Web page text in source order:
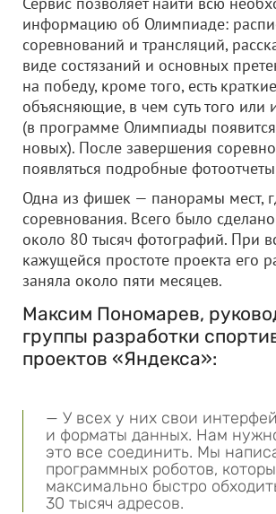
информацию об Олимпиаде:
соревнований и трансляций,
виде состязаний и основных
на победу, кроме того, есть
объясняющие, в чем суть того или
(в программе Олимпиады
новых). После завершения
появляться подробные
Одна из фишек — панорамы мест,
соревнования. Всего было сделано
около 80 тысяч фотографий. При
кажущейся простоте проекта его
заняла около пяти месяцев.
Максим Пономарев,
группы разработки
проектов «Яндекса»:
— У всех у них свои
и форматы данных. Нам
это все соединить. Мы
программных роботов,
максимально быстро
30 тысяч адресов.